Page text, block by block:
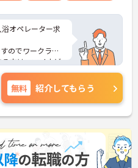
オペレーター求
のでワークライ
方は、マイナビ
。
無料 紹介してもらう